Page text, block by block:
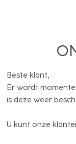
Beste klant,
Er wordt
is deze weer
U kunt onze